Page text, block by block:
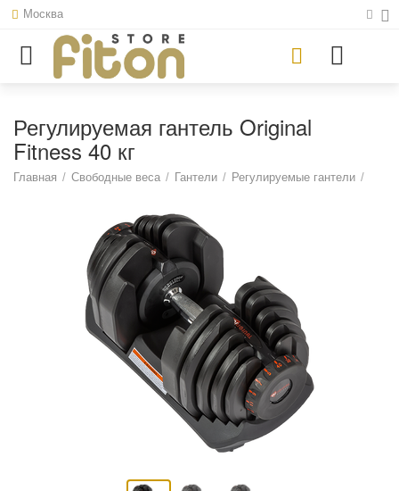
Москва
Регулируемая гантель Original
Fitness 40 кг
Главная / Свободные веса / Гантели / Регулируемые гантели /